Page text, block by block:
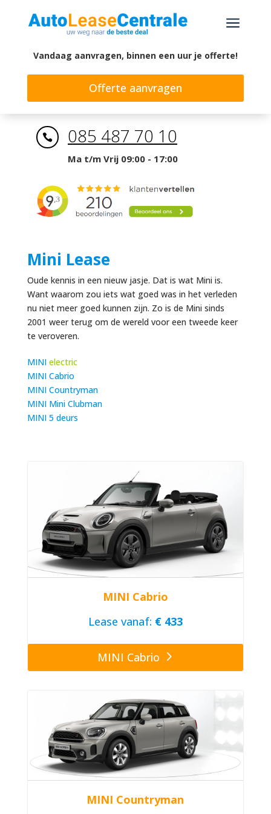
a
Vandaag aanvragen, binnen een uur je offerte!
Offerte aanvragen
 085 487 70 10
Ma t/m Vrij 09:00 - 17:00
Mini Lease
Oude kennis in een nieuw jasje. Dat is wat Mini is.
Want waarom zou iets wat goed was in het verleden
nu niet meer goed kunnen zijn. Zo is de Mini sinds
2001 weer terug om de wereld voor een tweede keer
te veroveren.
MINI electric
MINI Cabrio
MINI Countryman
MINI Mini Clubman
MINI 5 deurs
MINI Cabrio
Lease vanaf: € 433
MINI Cabrio
MINI Countryman